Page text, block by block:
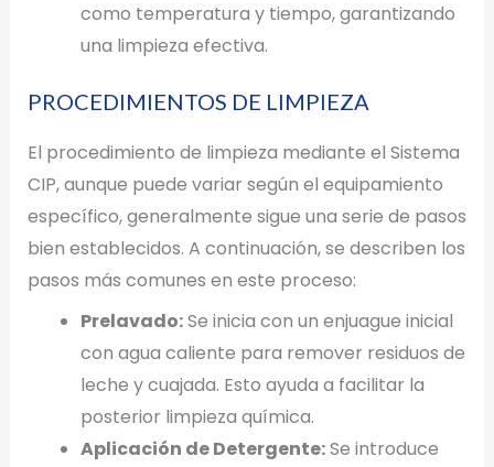
como temperatura y tiempo, garantizando
una limpieza efectiva.
PROCEDIMIENTOS DE LIMPIEZA
El procedimiento de limpieza mediante el Sistema
CIP, aunque puede variar según el equipamiento
específico, generalmente sigue una serie de pasos
bien establecidos. A continuación, se describen los
pasos más comunes en este proceso:
Prelavado:Se inicia con un enjuague inicial
con agua caliente para remover residuos de
leche y cuajada. Esto ayuda a facilitar la
posterior limpieza química.
Aplicación de Detergente:Se introduce